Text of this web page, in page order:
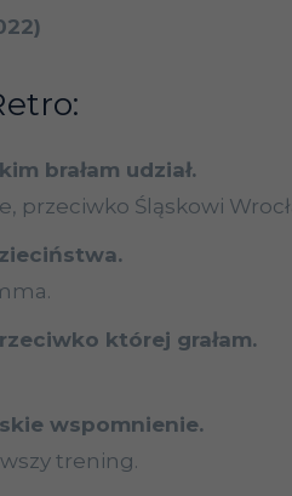
brałam udział.
przeciwko Śląskowi
której grałam.
wspomnienie.
trening.